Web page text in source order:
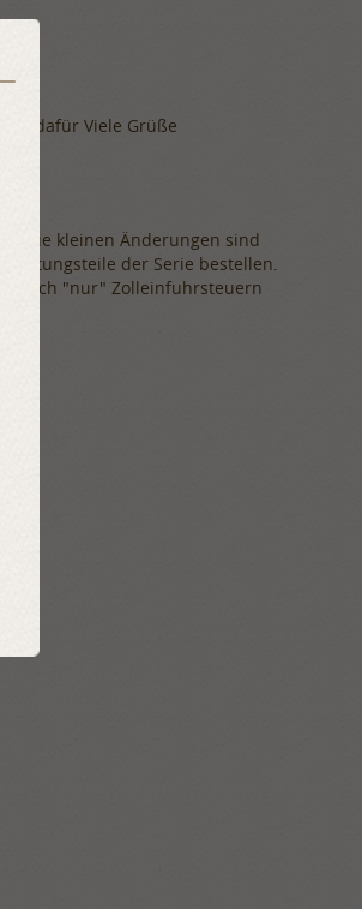
dafür Viele Grüße
die kleinen Änderungen sind
der Serie bestellen.
ich "nur" Zolleinfuhrsteuern